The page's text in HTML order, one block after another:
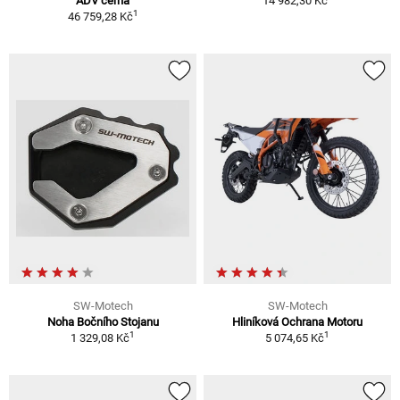
46 759,28 Kč1
SW-Motech
Noha Bočního Stojanu
1 329,08 Kč1
SW-Motech
Hliníková Ochrana Motoru
5 074,65 Kč1